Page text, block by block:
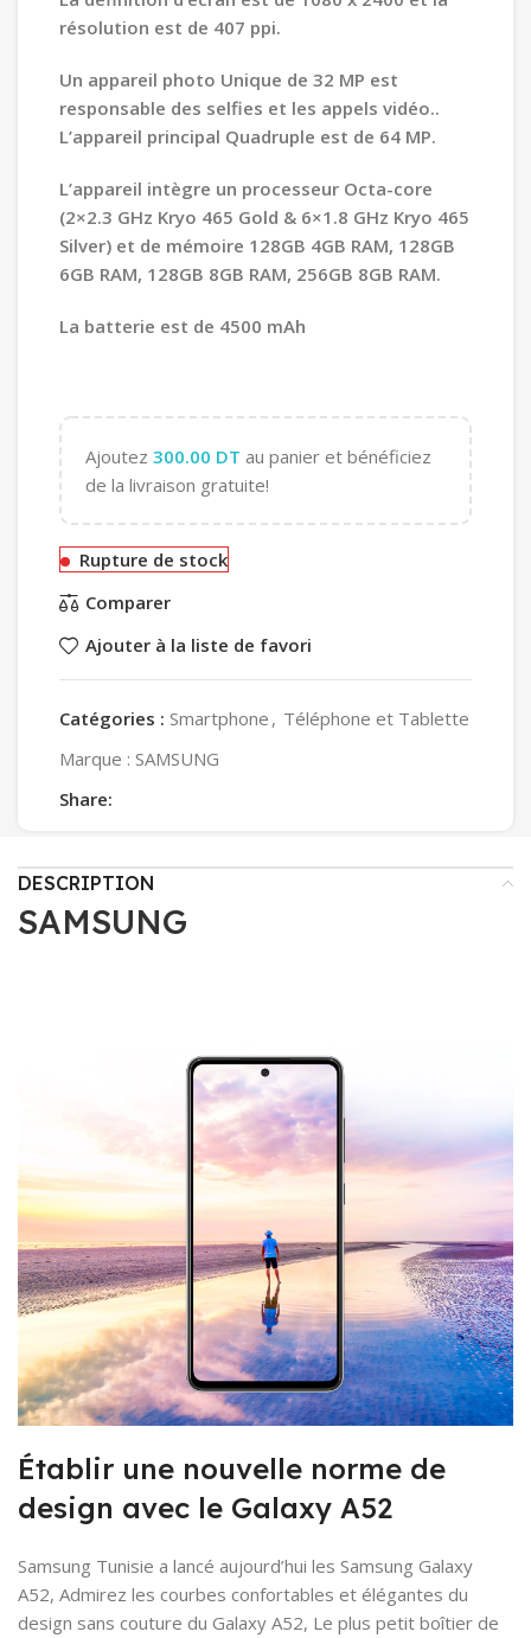
résolution est de 407 ppi.
Un appareil photo Unique de 32 MP est
responsable des selfies et les appels vidéo..
L’appareil principal Quadruple est de 64 MP.
L’appareil intègre un processeur Octa-core
(2×2.3 GHz Kryo 465 Gold & 6×1.8 GHz Kryo 465
Silver) et de mémoire 128GB 4GB RAM, 128GB
6GB RAM, 128GB 8GB RAM, 256GB 8GB RAM.
La batterie est de 4500 mAh
Ajoutez 300.00 DT au panier et bénéficiez
de la livraison gratuite!
Rupture de stock
Comparer
Ajouter à la liste de favori
Catégories : Smartphone , Téléphone et Tablette
Marque : SAMSUNG
Share:
DESCRIPTION
SAMSUNG
Établir une nouvelle norme de
design avec le Galaxy A52
Samsung Tunisie a lancé aujourd’hui les Samsung Galaxy
A52, Admirez les courbes confortables et élégantes du
design sans couture du Galaxy A52, Le plus petit boîtier de